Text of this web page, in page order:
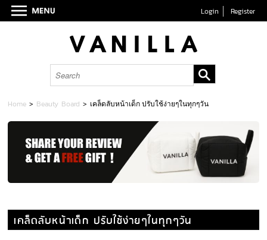
Login Register
Home > Beauty Board > เคล็ดลับหน้าเด็ก ปรับใช้ง่ายๆในทุกๆวัน
เคล็ดลับหน้าเด็ก ปรับใช้ง่ายๆในทุกๆวัน